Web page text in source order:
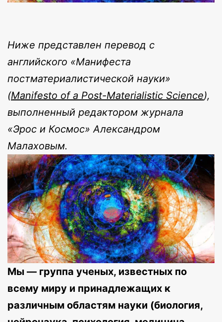
Ниже представлен перевод с
английского «Манифеста
постматериалистической науки»
(Manifesto of a Post-Materialistic Science),
выполненный редактором журнала
«Эрос и Космос» Александром
Малаховым.
Мы — группа ученых, известных по
всему миру и принадлежащих к
различным областям науки (биология,